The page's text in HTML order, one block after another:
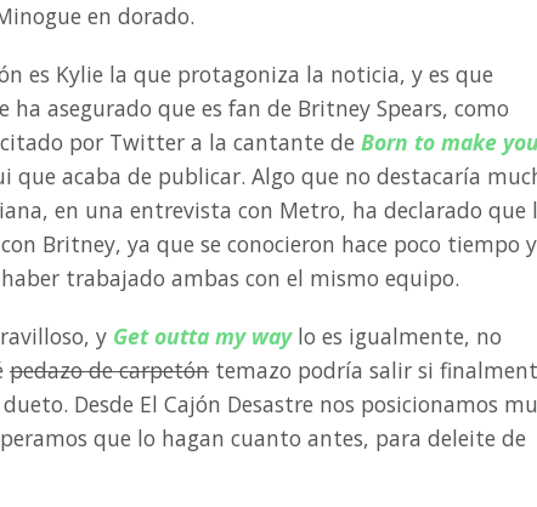
en dorado.
es Kylie la que protagoniza la noticia, y es que
asegurado que es fan de Britney Spears, como
por Twitter a la cantante de Born to make
acaba de publicar. Algo que no destacaría
en una entrevista con Metro, ha declarado que
Britney, ya que se conocieron hace poco tiempo
trabajado ambas con el mismo equipo.
y Get outta my waylo es igualmente, no
pedazo de carpetón temazo podría salir si
Desde El Cajón Desastre nos posicionamos
que lo hagan cuanto antes, para deleite de